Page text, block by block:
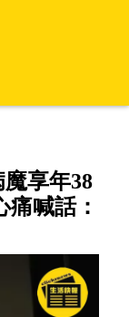
享年38
喊話：